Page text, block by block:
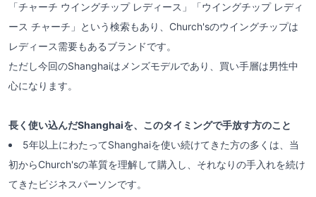
「チャーチ ウイングチップ レディース」「ウイングチップ レディ
ース チャーチ」という検索もあり、Church'sのウイングチップは
レディース需要もあるブランドです。
ただし今回のShanghaiはメンズモデルであり、買い手層は男性中
心になります。
長く使い込んだShanghaiを、このタイミングで手放す方のこと
5年以上にわたってShanghaiを使い続けてきた方の多くは、当
初からChurch'sの革質を理解して購入し、それなりの手入れを続け
てきたビジネスパーソンです。